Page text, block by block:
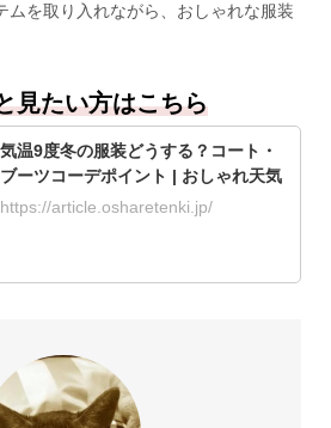
ムを取り入れながら、おしゃれな服装
見たい方はこちら
気温9度冬の服装どうする？コート・
ブーツコーデポイント | おしゃれ天気
https://article.osharetenki.jp/